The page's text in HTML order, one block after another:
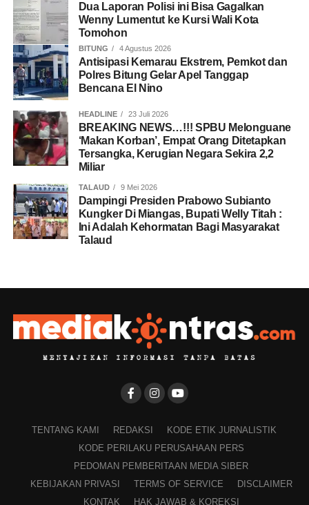
Dua Laporan Polisi ini Bisa Gagalkan
Wenny Lumentut ke Kursi Wali Kota
Tomohon
BITUNG 4 Agustus 2026
Antisipasi Kemarau Ekstrem, Pemkot dan
Polres Bitung Gelar Apel Tanggap
Bencana El Nino
HEADLINE 23 Juli 2026
BREAKING NEWS…!!! SPBU Melonguane
‘Makan Korban’, Empat Orang Ditetapkan
Tersangka, Kerugian Negara Sekira 2,2
Miliar
TALAUD 9 Mei 2026
Dampingi Presiden Prabowo Subianto
Kungker Di Miangas, Bupati Welly Titah :
Ini Adalah Kehormatan Bagi Masyarakat
Talaud
TENTANG KAMI REDAKSI
KODE ETIK JURNALISTIK
KODE PERILAKU PERUSAHAAN PERS
PEDOMAN PEMBERITAAN MEDIA SIBER
KEBIJAKAN PRIVASI
TERMS OF SERVICE
DISCLAIMER
KONTAK
HAK JAWAB & KOREKSI